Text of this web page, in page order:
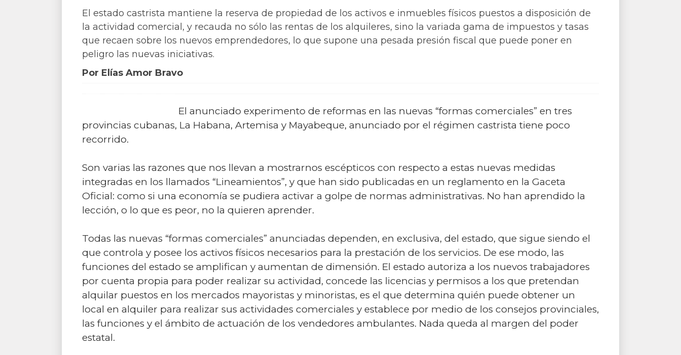
El estado castrista mantiene la reserva de propiedad de los activos e inmuebles físicos puestos a disposición de
la actividad comercial, y recauda no sólo las rentas de los alquileres, sino la variada gama de impuestos y tasas
que recaen sobre los nuevos emprendedores, lo que supone una pesada presión fiscal que puede poner en
peligro las nuevas iniciativas.
Por Elías Amor Bravo
El anunciado experimento de reformas en las nuevas “formas comerciales” en tres
provincias cubanas, La Habana, Artemisa y Mayabeque, anunciado por el régimen castrista tiene poco
recorrido.
Son varias las razones que nos llevan a mostrarnos escépticos con respecto a estas nuevas medidas
integradas en los llamados “Lineamientos”, y que han sido publicadas en un reglamento en la Gaceta
Oficial: como si una economía se pudiera activar a golpe de normas administrativas. No han aprendido la
lección, o lo que es peor, no la quieren aprender.
Todas las nuevas “formas comerciales” anunciadas dependen, en exclusiva, del estado, que sigue siendo el
que controla y posee los activos físicos necesarios para la prestación de los servicios. De ese modo, las
funciones del estado se amplifican y aumentan de dimensión. El estado autoriza a los nuevos trabajadores
por cuenta propia para poder realizar su actividad, concede las licencias y permisos a los que pretendan
alquilar puestos en los mercados mayoristas y minoristas, es el que determina quién puede obtener un
local en alquiler para realizar sus actividades comerciales y establece por medio de los consejos provinciales,
las funciones y el ámbito de actuación de los vendedores ambulantes. Nada queda al margen del poder
estatal.